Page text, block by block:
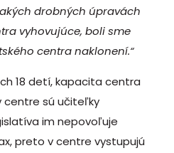
drobných úpravách
vyhovujúce, boli sme
centra naklonení.“
18 detí, kapacita centra
centre sú učiteľky
im nepovoľuje
preto v centre vystupujú